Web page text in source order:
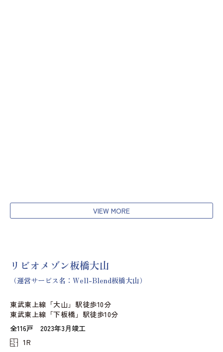
VIEW MORE
リビオメゾン板橋大山
（運営サービス名：Well-Blend板橋大山）
東武東上線「大山」駅徒歩10分
東武東上線「下板橋」駅徒歩10分
全116戸 2023年3月竣工
1R